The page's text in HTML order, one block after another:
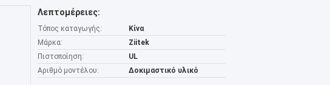
Λεπτομέρειες:
Τόπος καταγωγής:
Κίνα
Μάρκα:
Ziitek
Πιστοποίηση:
UL
Αριθμό μοντέλου:
Δοκιμαστικό υλικό